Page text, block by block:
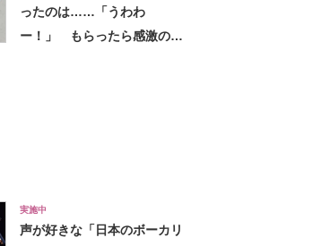
ったのは……「うわわ
ー！」 もらったら感激のデ
実施中
声が好きな「日本のボーカリ